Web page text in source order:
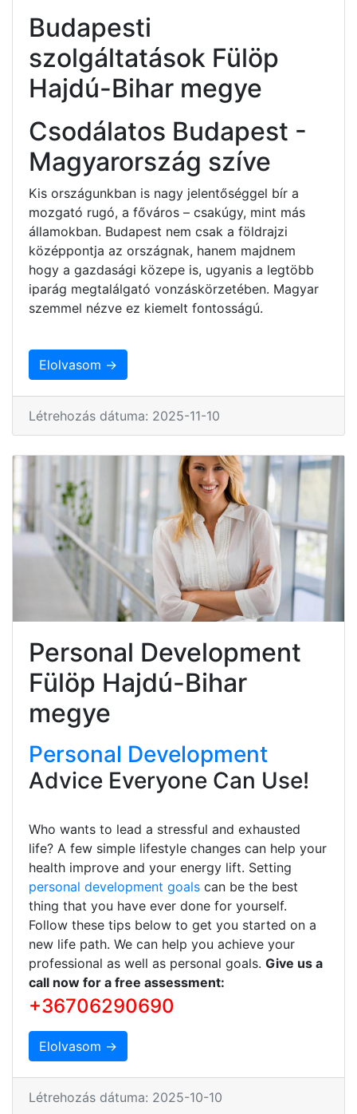
Budapesti
szolgáltatások Fülöp
Hajdú-Bihar megye
Csodálatos Budapest -
Magyarország szíve
Kis országunkban is nagy jelentőséggel bír a
mozgató rugó, a főváros – csakúgy, mint más
államokban. Budapest nem csak a földrajzi
középpontja az országnak, hanem majdnem
hogy a gazdasági közepe is, ugyanis a legtöbb
iparág megtalálgató vonzáskörzetében. Magyar
szemmel nézve ez kiemelt fontosságú.
Elolvasom →
Létrehozás dátuma: 2025-11-10
Personal Development
Fülöp Hajdú-Bihar
megye
Personal Development
Advice Everyone Can Use!
Who wants to lead a stressful and exhausted
life? A few simple lifestyle changes can help your
health improve and your energy lift. Setting
personal development goals can be the best
thing that you have ever done for yourself.
Follow these tips below to get you started on a
new life path. We can help you achieve your
professional as well as personal goals. Give us a
call now for a free assessment:
+36706290690
Elolvasom →
Létrehozás dátuma: 2025-10-10